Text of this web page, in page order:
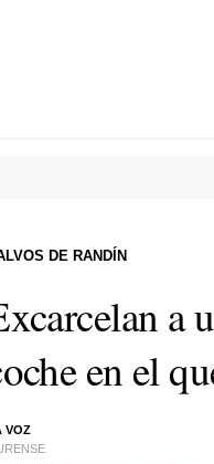
a
en el
VOZ
DE RANDÍN